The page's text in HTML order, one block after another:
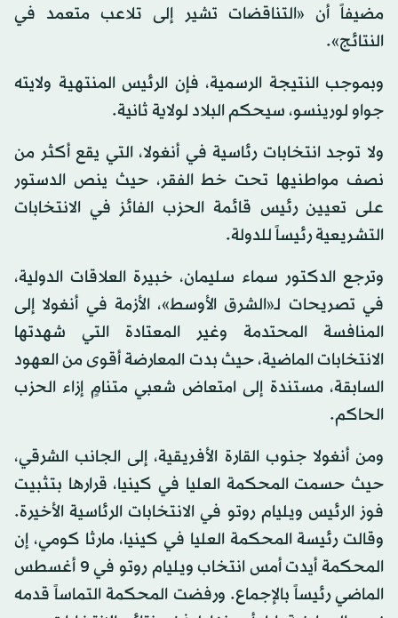
مضيفاً أن «التناقضات تشير إلى تلاعب متعمد في
النتائج».
وبموجب النتيجة الرسمية، فإن الرئيس المنتهية ولايته
جواو لورينسو، سيحكم البلاد لولاية ثانية.
ولا توجد انتخابات رئاسية في أنغولا، التي يقع أكثر من
نصف مواطنيها تحت خط الفقر، حيث ينص الدستور
على تعيين رئيس قائمة الحزب الفائز في الانتخابات
التشريعية رئيساً للدولة.
وترجع الدكتور سماء سليمان، خبيرة العلاقات الدولية،
في تصريحات لـ«الشرق الأوسط»، الأزمة في أنغولا إلى
المنافسة المحتدمة وغير المعتادة التي شهدتها
الانتخابات الماضية، حيث بدت المعارضة أقوى من العهود
السابقة، مستندة إلى امتعاض شعبي متنامٍ إزاء الحزب
الحاكم.
ومن أنغولا جنوب القارة الأفريقية، إلى الجانب الشرقي،
حيث حسمت المحكمة العليا في كينيا، قرارها بتثبيت
فوز الرئيس ويليام روتو في الانتخابات الرئاسية الأخيرة.
وقالت رئيسة المحكمة العليا في كينيا، مارثا كومي، إن
المحكمة أيدت أمس انتخاب ويليام روتو في 9 أغسطس
الماضي رئيساً بالإجماع. ورفضت المحكمة التماساً قدمه